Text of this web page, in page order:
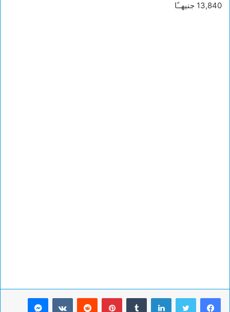
13,840 جنيهــًا
لينكدإن بينتيريست ماسنجر